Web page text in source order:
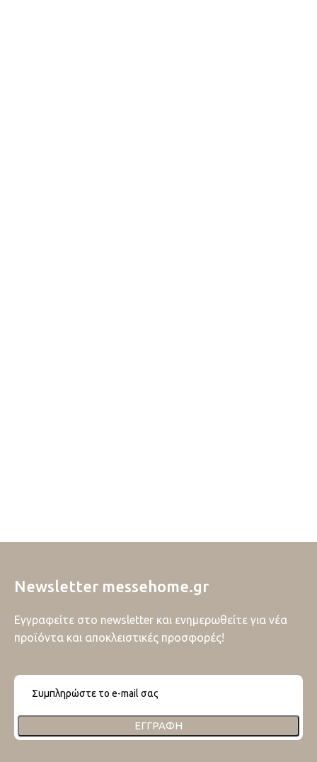
Newsletter messehome.gr
Εγγραφείτε στο newsletter και ενημερωθείτε για νέα
προϊόντα και αποκλειστικές προσφορές!
ΕΓΓΡΑΦΉ